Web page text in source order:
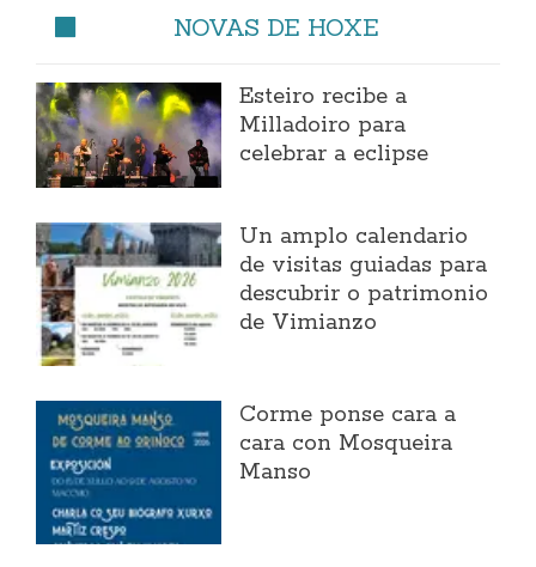
NOVAS DE HOXE
Esteiro recibe a
Milladoiro para
celebrar a eclipse
Un amplo calendario
de visitas guiadas para
descubrir o patrimonio
de Vimianzo
Corme ponse cara a
cara con Mosqueira
Manso